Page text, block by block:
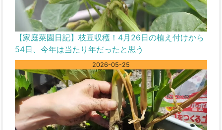
【家庭菜園日記】枝豆収穫！4月26日の植え付けから
54日、今年は当たり年だったと思う
2026-05-25